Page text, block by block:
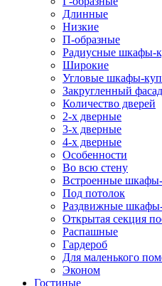
Длинные
Низкие
П-образные
Радиусные шкафы-
Широкие
Угловые шкафы-
Закругленный фасад
Количество дверей
2-х дверные
3-х дверные
4-х дверные
Особенности
Во всю стену
Встроенные
Под потолок
Раздвижные
Открытая секция
Распашные
Гардероб
Для маленького
Эконом
Гостиные